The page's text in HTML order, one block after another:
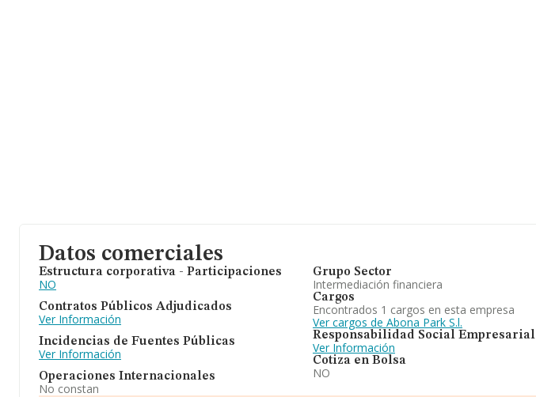
Datos comerciales
Estructura corporativa - Participaciones
NO
Contratos Públicos Adjudicados
Ver Información
Incidencias de Fuentes Públicas
Ver Información
Operaciones Internacionales
No constan
Grupo Sector
Intermediación financiera
Cargos
Encontrados 1 cargos en esta empresa
Ver cargos de Abona Park S.l.
Responsabilidad Social Empresarial
Ver Información
Cotiza en Bolsa
NO